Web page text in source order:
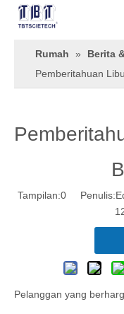
Rumah » Berita
Pemberitahuan
Tampilan:0
Pelanggan yang